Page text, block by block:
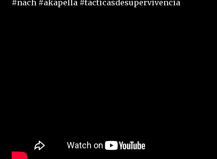
#nach #akapella #tacticasdesupervivencia